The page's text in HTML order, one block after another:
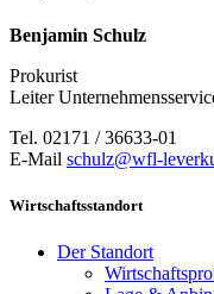
Benjamin Schulz
Prokurist
Leiter
Tel. 02171 / 36633-01
E-Mail schulz@wfl-
Wirtschaftsstandort
Der Standort